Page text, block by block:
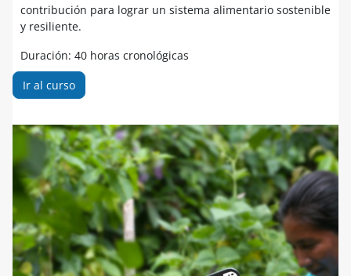
contribución para lograr un sistema alimentario sostenible
y resiliente.
Duración: 40 horas cronológicas
Ir al curso